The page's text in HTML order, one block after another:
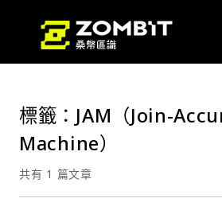
標籤：JAM（Join-
Machine）
共有 1 篇文章